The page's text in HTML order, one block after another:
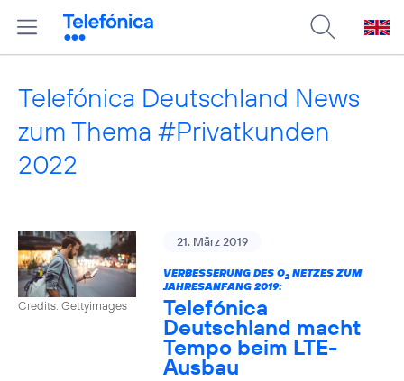
Telefónica Deutschland News
zum Thema #Privatkunden
2022
Credits: Gettyimages
21. März 2019
VERBESSERUNG DES O2NETZES ZUM
JAHRESANFANG 2019:
Telefónica
Deutschland macht
Tempo beim LTE-
Ausbau